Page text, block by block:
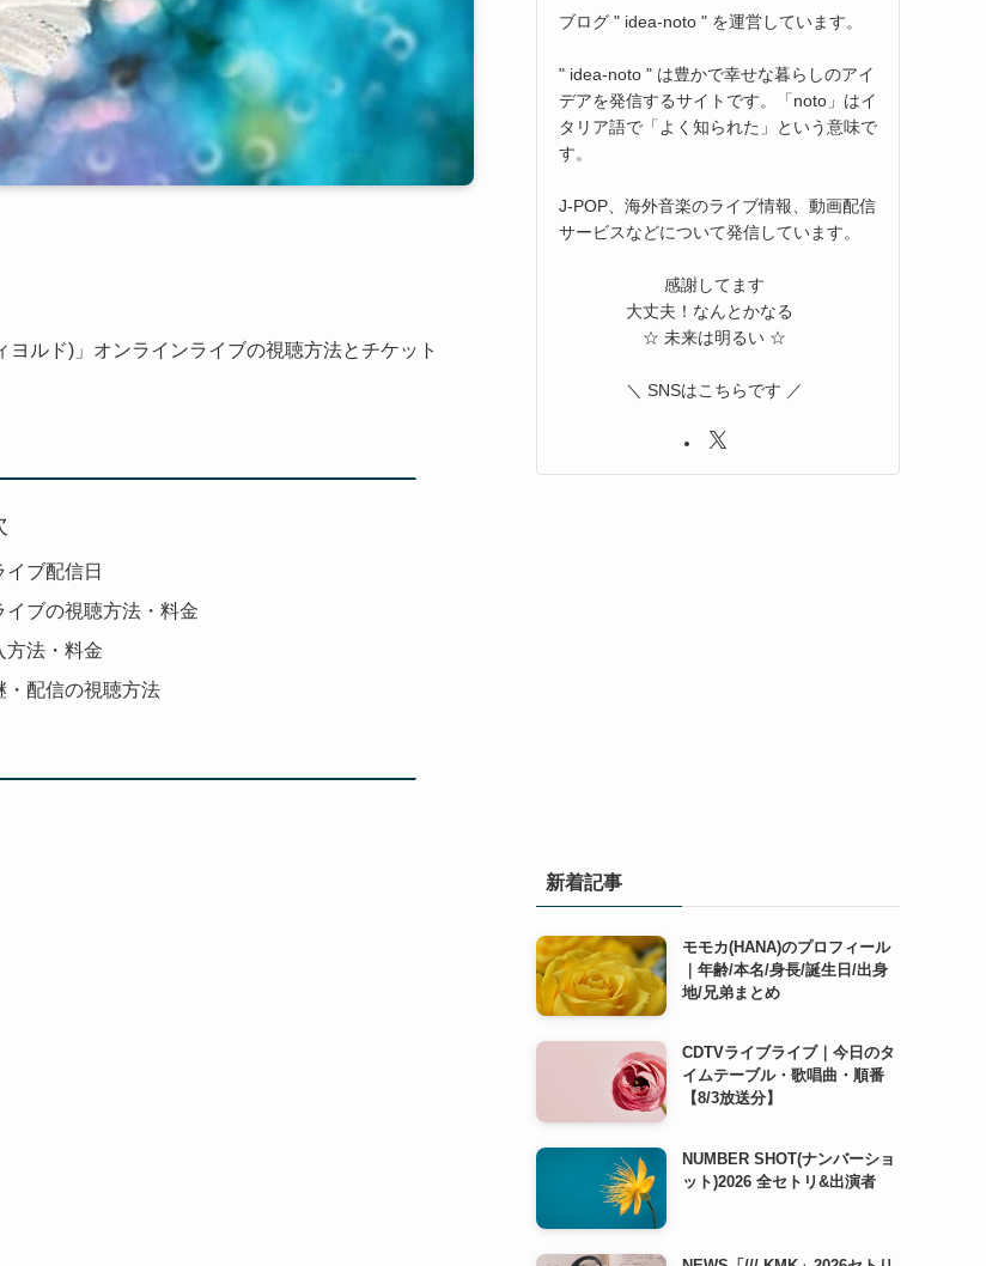
ルド)」オンラインライブの視聴方法とチケット
ブ配信日
ブの視聴方法・料金
方法・料金
・配信の視聴方法
ブログ " idea-noto " を運営しています。
" idea-noto " は豊かで幸せな暮らしのアイ
デアを発信するサイトです。「noto」はイ
タリア語で「よく知られた」という意味で
す。
J-POP、海外音楽のライブ情報、動画配信
サービスなどについて発信しています。
感謝してます
大丈夫！なんとかなる
☆ 未来は明るい ☆
＼ SNSはこちらです ／
新着記事
モモカ(HANA)のプロフィール
｜年齢/本名/身長/誕生日/出身
地/兄弟まとめ
CDTVライブライブ｜今日のタ
イムテーブル・歌唱曲・順番
【8/3放送分】
NUMBER SHOT(ナンバーショ
ット)2026 全セトリ&出演者